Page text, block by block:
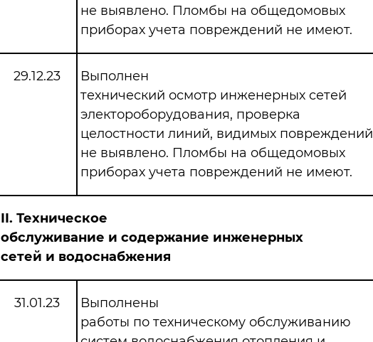
не выявлено. Пломбы на общедомовых
приборах учета повреждений не имеют.
29.12.23
Выполнен
технический осмотр инженерных сетей
электороборудования, проверка
целостности линий, видимых повреждений
не выявлено. Пломбы на общедомовых
приборах учета повреждений не имеют.
II. Техническое
обслуживание и содержание инженерных
сетей и водоснабжения
31.01.23
Выполнены
работы по техническому обслуживанию